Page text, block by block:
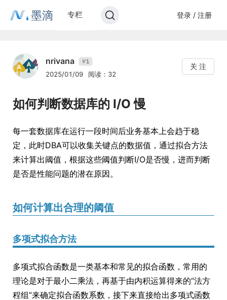
墨滴 专栏 登录 / 注册
nrivana V1
2025/01/09 阅读：32
关 注
如何判断数据库的 I/O 慢
每一套数据库在运行一段时间后业务基本上会趋于稳
定，此时DBA可以收集关键点的数据值，通过拟合方法
来计算出阈值，根据这些阈值判断I/O是否慢，进而判断
是否是性能问题的潜在原因。
如何计算出合理的阈值
多项式拟合方法
多项式拟合函数是一类基本和常见的拟合函数，常用的
理论是对于最小二乘法，再基于由内积运算得来的“法方
程组”来确定拟合函数系数，接下来直接给出多项式函数